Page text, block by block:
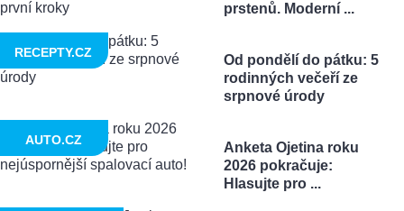
prstenů. Moderní ...
Od pondělí do pátku: 5
rodinných večeří ze
srpnové úrody
RECEPTY.CZ
Anketa Ojetina roku
2026 pokračuje:
Hlasujte pro ...
AUTO.CZ